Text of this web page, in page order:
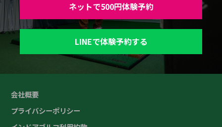
ネットで500円体験予約
LINEで体験予約する
会社概要
プライバシーポリシー